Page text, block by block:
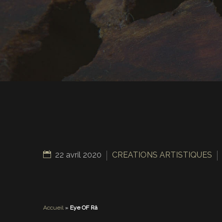
22 avril 2020 CREATIONS ARTISTIQUES
Accueil» Eye OF Râ